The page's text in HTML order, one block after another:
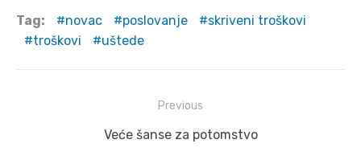
Tag: novac poslovanje
skriveni troškovi
troškovi
uštede
navigation
Previous
Previous
Veće šanse za potomstvo